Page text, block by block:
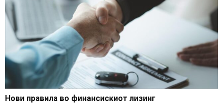
Нови правила во финансискиот лизинг